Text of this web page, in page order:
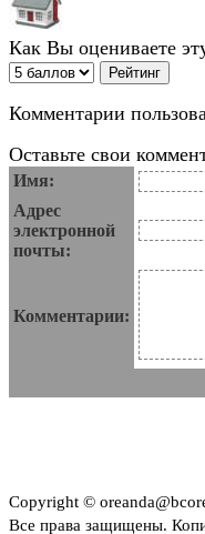
Как Вы оцениваете
Комментарии
Оставьте свои
Имя:
Адрес
электронной
почты:
Комментарии:
Copyright ©
Все права защищены.